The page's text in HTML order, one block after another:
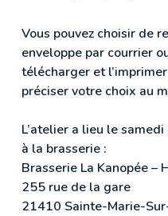
Vous pouvez choisir de
enveloppe par courrier
télécharger et
préciser votre choix au
L’atelier a lieu le
à la brasserie :
Brasserie La Kanopée –
255 rue de la gare
21410 Sainte-Marie-